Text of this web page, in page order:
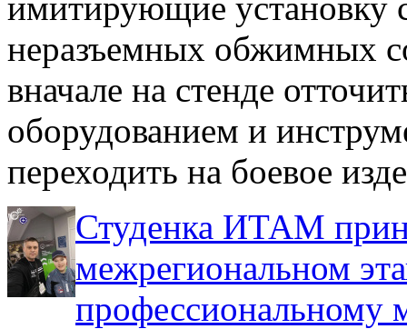
неразъемных обжимных
вначале на стенде
оборудованием и
переходить на боевое
Студенка ИТАМ
межрегиональном
профессиональному